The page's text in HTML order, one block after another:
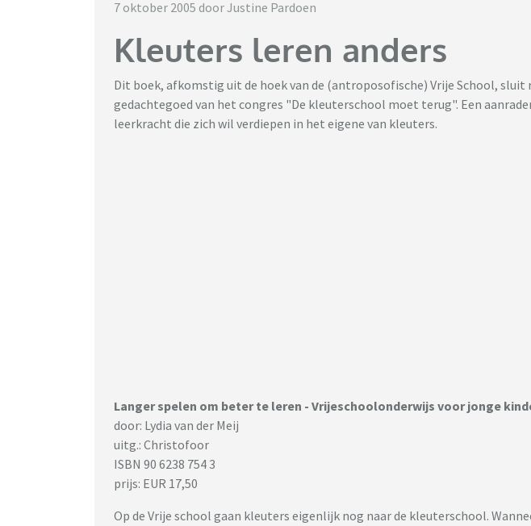
7 oktober 2005 door Justine Pardoen
Kleuters leren anders
Dit boek, afkomstig uit de hoek van de (antroposofische) Vrije School, sluit
gedachtegoed van het congres "De kleuterschool moet terug". Een
leerkracht die zich wil verdiepen in het eigene van kleuters.
Langer spelen om beter te leren - Vrijeschoolonderwijs voor jonge
door: Lydia van der Meij
uitg.: Christofoor
ISBN 90 6238 754 3
prijs: EUR 17,50
Op de Vrije school gaan kleuters eigenlijk nog naar de kleuterschool.